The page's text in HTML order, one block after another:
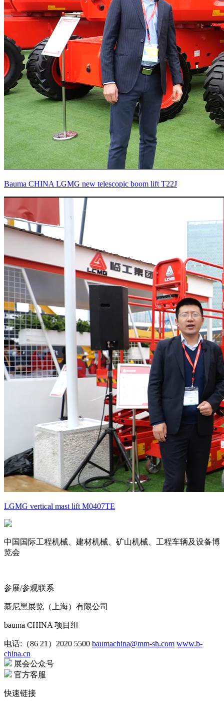
Bauma CHINA LGMG new telescopic boom lift T22J
LGMG vertical mast lift M0407TE
中国国际工程机械、建材机械、矿山机械、工程车辆及设备博
览会
参展/参观联系
慕尼黑展览（上海）有限公司
bauma CHINA 项目组
电话:（86 21）2020 5500 baumachina@mm-sh.com www.b-
china.cn
展会公众号
官方客服
快速链接